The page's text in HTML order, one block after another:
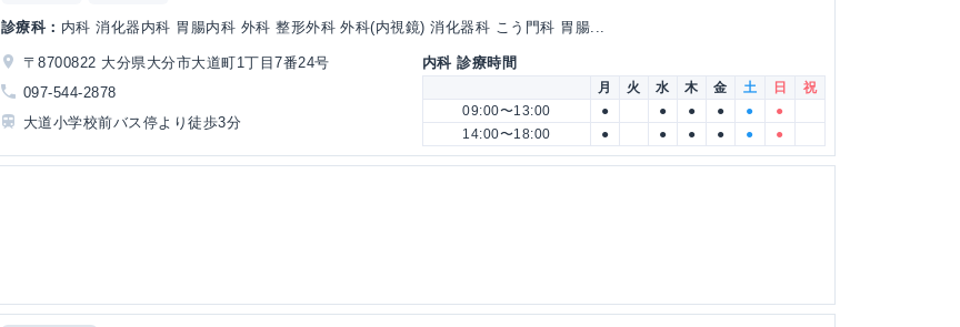
診療科： 内科 消化器内科 胃腸内科 外科 整形外科 外科(内視鏡) 消化器科 こう門科 胃腸...
〒8700822 大分県大分市大道町1丁目7番24号
097-544-2878
大道小学校前バス停より徒歩3分
内科 診療時間
月 火 水 木 金 土 日
祝
09:00〜13:00
● ● ● ● ●
●
14:00〜18:00
● ● ● ● ● ●